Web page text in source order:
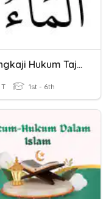
Ulangkaji Hukum Tajwid
T 1st - 6th